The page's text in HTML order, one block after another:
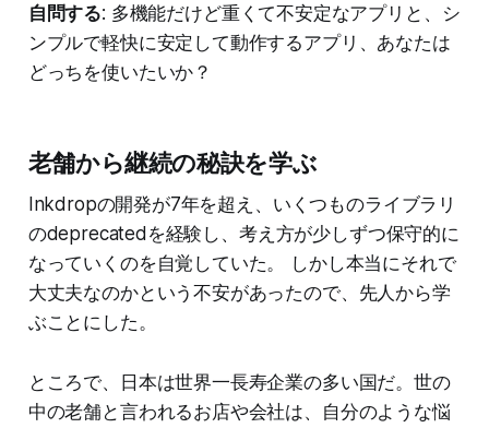
自問する: 多機能だけど重くて不安定なアプリと、シ
ンプルで軽快に安定して動作するアプリ、あなたは
どっちを使いたいか？
老舗から継続の秘訣を学ぶ
Inkdropの開発が7年を超え、いくつものライブラリ
のdeprecatedを経験し、考え方が少しずつ保守的に
なっていくのを自覚していた。 しかし本当にそれで
大丈夫なのかという不安があったので、先人から学
ぶことにした。
ところで、日本は世界一長寿企業の多い国だ。世の
中の老舗と言われるお店や会社は、自分のような悩